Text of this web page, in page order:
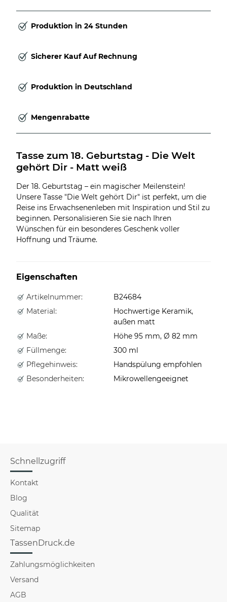
Produktion in 24 Stunden
Sicherer Kauf Auf Rechnung
Produktion in Deutschland
Mengenrabatte
Tasse zum 18. Geburtstag - Die Welt
gehört Dir - Matt weiß
Der 18. Geburtstag – ein magischer Meilenstein!
Unsere Tasse "Die Welt gehört Dir" ist perfekt, um die
Reise ins Erwachsenenleben mit Inspiration und Stil zu
beginnen. Personalisieren Sie sie nach Ihren
Wünschen für ein besonderes Geschenk voller
Hoffnung und Träume.
Eigenschaften
Artikelnummer:
B24684
Material:
Hochwertige Keramik,
außen matt
Maße:
Höhe 95 mm, Ø 82 mm
Füllmenge:
300 ml
Pflegehinweis:
Handspülung empfohlen
Besonderheiten:
Mikrowellengeeignet
Schnellzugriff
Kontakt
Blog
Qualität
Sitemap
TassenDruck.de
Zahlungsmöglichkeiten
Versand
AGB